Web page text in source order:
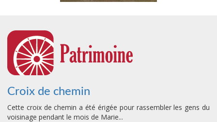
Croix de chemin
Cette croix de chemin a été érigée pour rassembler les gens du
voisinage pendant le mois de Marie...